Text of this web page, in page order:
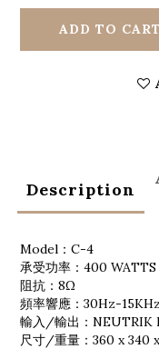
ADD TO CART
Description
Model：C-4
承受功率：400 WATTS
阻抗：8Ω
頻率響應：30Hz-15KHz
輸入/輸出：
尺寸/重量：360 x 340